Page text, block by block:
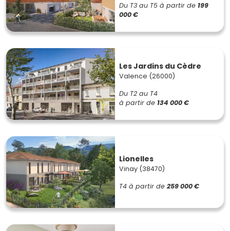
Du T3 au T5 à partir de 199
000 €
Les Jardins du Cèdre
Valence (26000)
Du T2 au T4
à partir de 134 000 €
Lionelles
Vinay (38470)
T4 à partir de 259 000 €